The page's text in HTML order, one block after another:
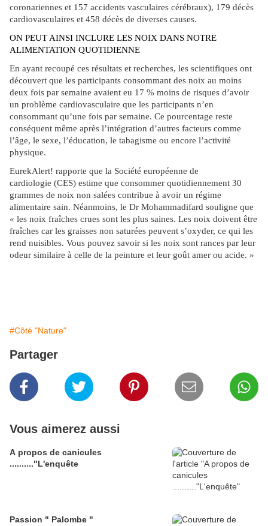
coronariennes et 157 accidents vasculaires cérébraux), 179 décès
cardiovasculaires et 458 décès de diverses causes.
ON PEUT AINSI INCLURE LES NOIX DANS NOTRE
ALIMENTATION QUOTIDIENNE
En ayant recoupé ces résultats et recherches, les scientifiques ont
découvert que les participants consommant des noix au moins
deux fois par semaine avaient eu 17 % moins de risques d’avoir
un problème cardiovasculaire que les participants n’en
consommant qu’une fois par semaine. Ce pourcentage reste
conséquent même après l’intégration d’autres facteurs comme
l’âge, le sexe, l’éducation, le tabagisme ou encore l’activité
physique.
EurekAlert! rapporte que la Société européenne de
cardiologie (CES) estime que consommer quotidiennement 30
grammes de noix non salées contribue à avoir un régime
alimentaire sain. Néanmoins, le Dr Mohammadifard souligne que
« les noix fraîches crues sont les plus saines. Les noix doivent être
fraîches car les graisses non saturées peuvent s’oxyder, ce qui les
rend nuisibles. Vous pouvez savoir si les noix sont rances par leur
odeur similaire à celle de la peinture et leur goût amer ou acide. »
#Côté "Nature"
Partager
Vous aimerez aussi
A propos de canicules
.........."L'enquête
Passion " Palombe "